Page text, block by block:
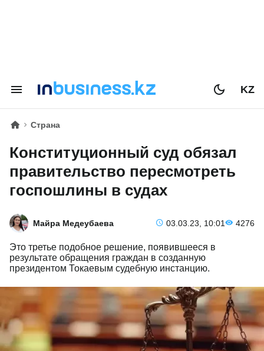
KZ
Страна
Конституционный суд обязал
правительство пересмотреть
госпошлины в судах
Майра Медеубаева 03.03.23, 10:01 4276
Это третье подобное решение, появившееся в
результате обращения граждан в созданную
президентом Токаевым судебную инстанцию.